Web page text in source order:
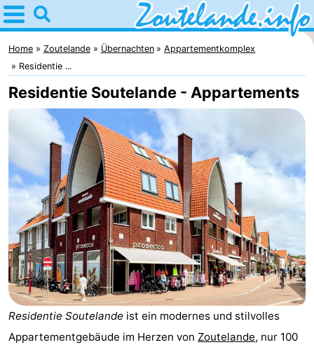
Home
Zoutelande
Tipps
Für
Webcam
Webcam
Langstraat
Webcam
Strand
Übernachten
Appartements
-
Aparthotel
-
Home Zoutelande Übernachten
Appartementkomplex
Residentie ...
Residentie Soutelande - Appartements
Residentie Soutelande ist ein modernes und stilvolles
Appartementgebäude im Herzen von Zoutelande, nur 100